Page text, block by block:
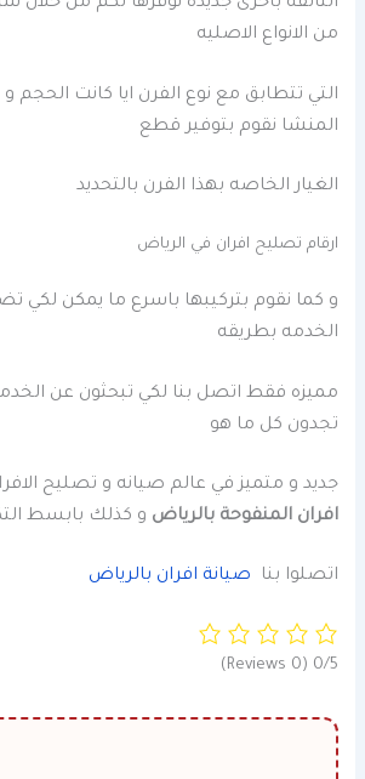
التالفه باخرى جديده نوفرها لكم من خلال
من الانواع الاصليه
التي تتطابق مع نوع الفرن ايا كانت الحجم و
المنشا نقوم بتوفير قطع
الغيار الخاصه بهذا الفرن بالتحديد
ارقام تصليح افران في الرياض
و كما نقوم بتركيبها باسرع ما يمكن لكي
الخدمه بطريقه
مميزه فقط اتصل بنا لكي تبحثون عن
تجدون كل ما هو
جديد و متميز في عالم صيانه و تصليح
افران المنفوحة بالرياض و كذلك بابسط
اتصلوا بنا صيانة افران بالرياض
0/5
(0 Reviews)